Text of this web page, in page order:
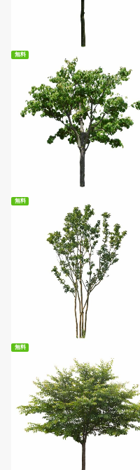
無料ダウンロード
無料
無料ダウンロード
無料
無料ダウンロード
無料
無料ダウンロード